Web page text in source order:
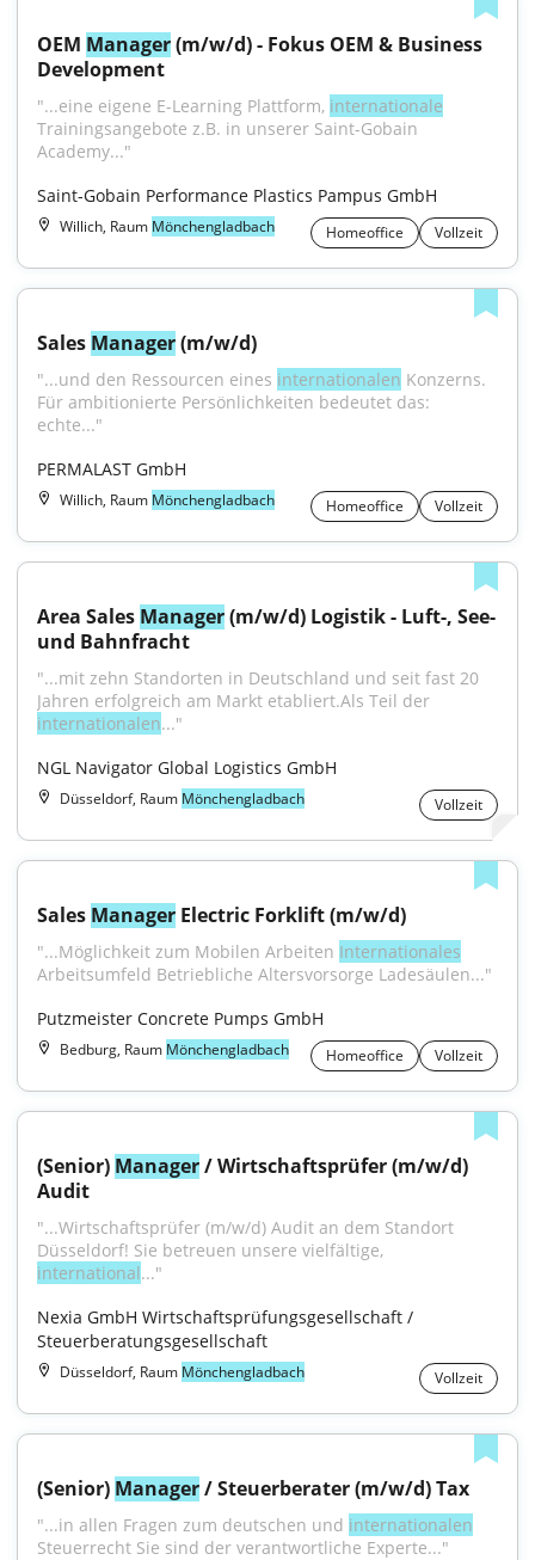
OEM Manager (m/w/d) - Fokus OEM & Business
Development
"...eine eigene E-Learning Plattform, internationale
Trainingsangebote z.B. in unserer Saint-Gobain
Academy..."
Saint-Gobain Performance Plastics Pampus GmbH
Willich, Raum Mönchengladbach Homeoffice Vollzeit
Sales Manager (m/w/d)
"...und den Ressourcen eines internationalen Konzerns.
Für ambitionierte Persönlichkeiten bedeutet das:
echte..."
PERMALAST GmbH
Willich, Raum Mönchengladbach Homeoffice Vollzeit
Area Sales Manager (m/w/d) Logistik - Luft-, See-
und Bahnfracht
"...mit zehn Standorten in Deutschland und seit fast 20
internationalen..."
NGL Navigator Global Logistics GmbH
Düsseldorf, Raum Mönchengladbach Vollzeit
Sales Manager Electric Forklift (m/w/d)
"...Möglichkeit zum Mobilen Arbeiten Internationales
Arbeitsumfeld Betriebliche Altersvorsorge Ladesäulen..."
Putzmeister Concrete Pumps GmbH
Bedburg, Raum Mönchengladbach Homeoffice Vollzeit
(Senior) Manager / Wirtschaftsprüfer (m/w/d)
Audit
"...Wirtschaftsprüfer (m/w/d) Audit an dem Standort
international..."
Nexia GmbH Wirtschaftsprüfungsgesellschaft /
Steuerberatungsgesellschaft
Düsseldorf, Raum Mönchengladbach Vollzeit
(Senior) Manager / Steuerberater (m/w/d) Tax
"...in allen Fragen zum deutschen und internationalen
Steuerrecht Sie sind der verantwortliche Experte..."